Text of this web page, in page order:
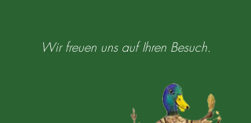
Wir freuen uns auf Ihren Besuch.